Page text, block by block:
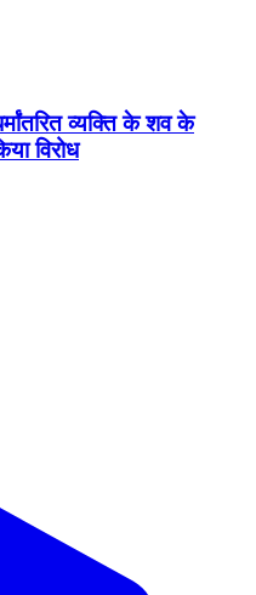
व्यक्ति के शव के
विरोध